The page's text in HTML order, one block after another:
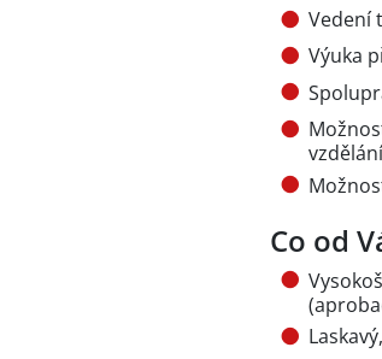
Vedení
Výuka
Co od